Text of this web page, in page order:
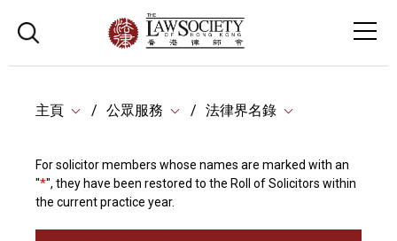
主頁 公眾服務 法律界名錄
For solicitor members whose names are marked with an
"*", they have been restored to the Roll of Solicitors within
the current practice year.